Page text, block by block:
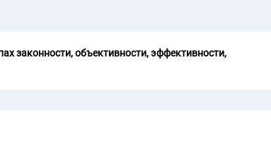
законности, объективности, эффективности,